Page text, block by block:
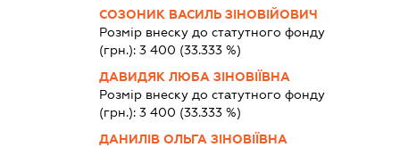
СОЗОНИК ВАСИЛЬ ЗІНОВІЙОВИЧ
Розмір внеску до статутного фонду
(грн.):3 400 (33.333 %)
ДАВИДЯК ЛЮБА ЗІНОВІЇВНА
Розмір внеску до статутного фонду
(грн.):3 400 (33.333 %)
ДАНИЛІВ ОЛЬГА ЗІНОВІЇВНА